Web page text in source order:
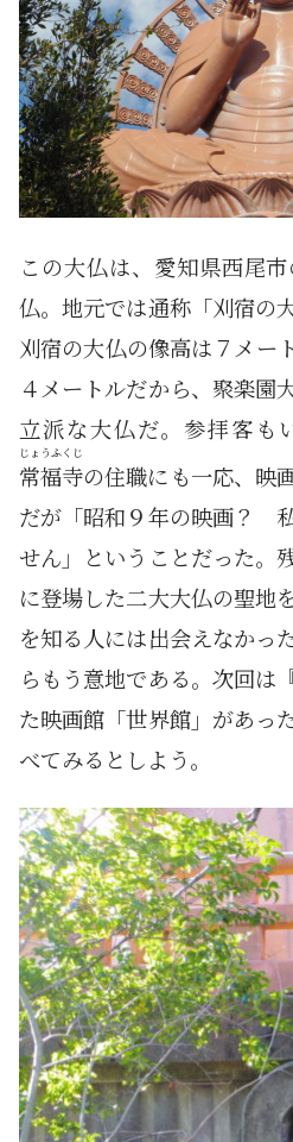
この大仏は、愛知県西尾
仏。地元では通称「刈宿の
刈宿の大仏の像高は７メー
４メートルだから、聚楽園
立派な大仏だ。参拝客も
常福寺
じょうふくじ
の住職にも一応、映
だが「昭和９年の映画？
せん」ということだった。
に登場した二大大仏の聖地
を知る人には出会えなかっ
らもう意地である。次回は
た映画館「世界館」があっ
べてみるとしよう。